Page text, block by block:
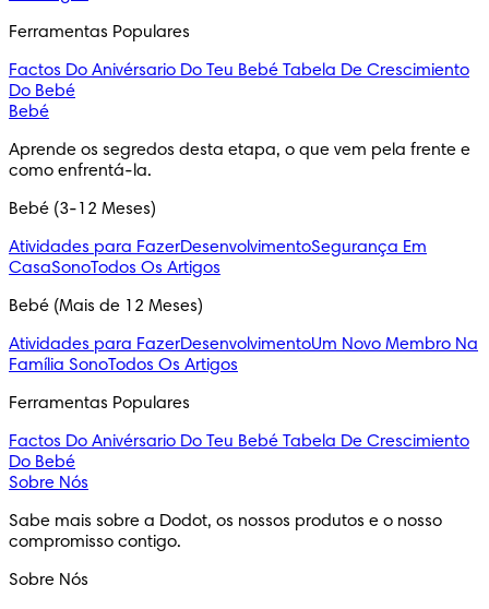
Ferramentas Populares
Factos Do Anivérsario Do Teu Bebé Tabela De Crescimiento
Do Bebé
Bebé
Aprende os segredos desta etapa, o que vem pela frente e
como enfrentá-la.
Bebé (3-12 Meses)
Atividades para FazerDesenvolvimentoSegurança Em
CasaSonoTodos Os Artigos
Bebé (Mais de 12 Meses)
Atividades para FazerDesenvolvimentoUm Novo Membro Na
Família SonoTodos Os Artigos
Ferramentas Populares
Factos Do Anivérsario Do Teu Bebé Tabela De Crescimiento
Do Bebé
Sobre Nós
Sabe mais sobre a Dodot, os nossos produtos e o nosso
compromisso contigo.
Sobre Nós